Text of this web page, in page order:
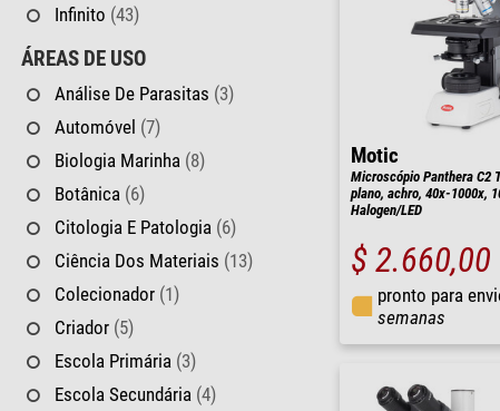
Infinito (43)
ÁREAS DE USO
Análise De Parasitas (3)
Automóvel (7)
Biologia Marinha (8)
Botânica (6)
Citologia E Patologia (6)
Ciência Dos Materiais (13)
Colecionador (1)
Criador (5)
Escola Primária (3)
Escola Secundária (4)
Motic
Microscópio Panthera C2
plano, achro, 40x-1000x,
Halogen/LED
$ 2.660,00
pronto para
semanas